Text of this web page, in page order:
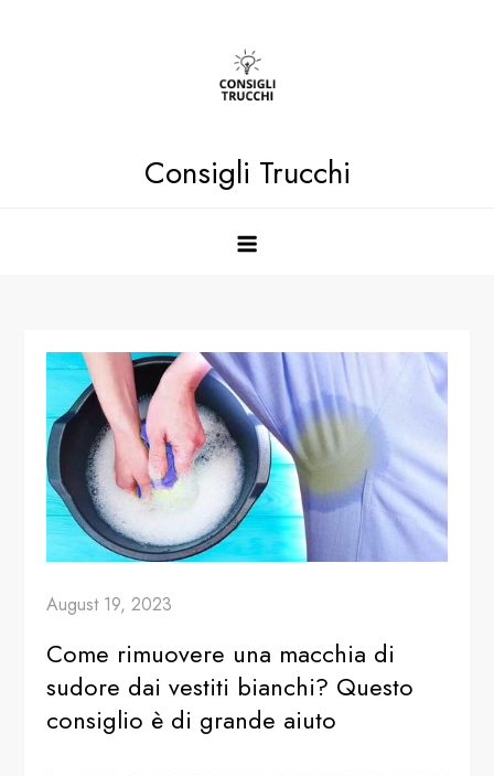
Consigli Trucchi
August 19, 2023
Come rimuovere una macchia di
sudore dai vestiti bianchi? Questo
consiglio è di grande aiuto